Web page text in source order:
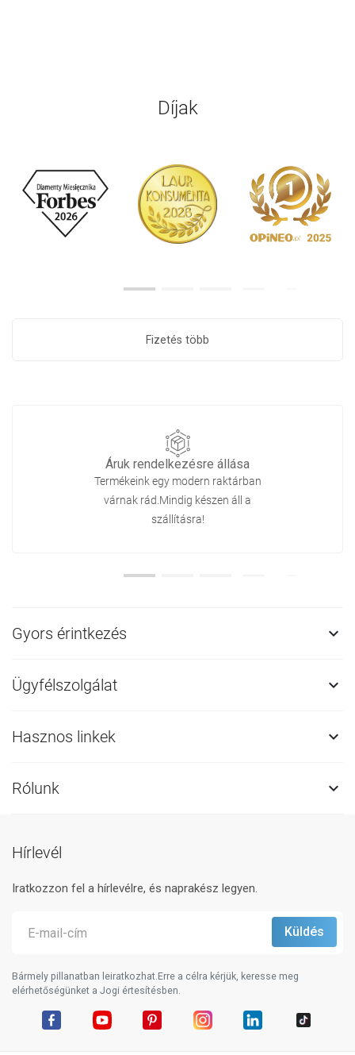
Díjak
Fizetés több
Áruk rendelkezésre állása
Termékeink egy modern raktárban
várnak rád.Mindig készen áll a
szállításra!
Gyors érintkezés 
Ügyfélszolgálat 
Hasznos linkek 
Rólunk 
Hírlevél
Iratkozzon fel a hírlevélre, és naprakész legyen.
Bármely pillanatban leiratkozhat.Erre a célra kérjük, keresse meg
elérhetőségünket a Jogi értesítésben.